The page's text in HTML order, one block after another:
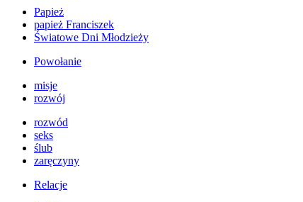
Papież
papież Franciszek
Światowe Dni Młodzieży
Powołanie
misje
rozwój
rozwód
seks
ślub
zaręczyny
Relacje